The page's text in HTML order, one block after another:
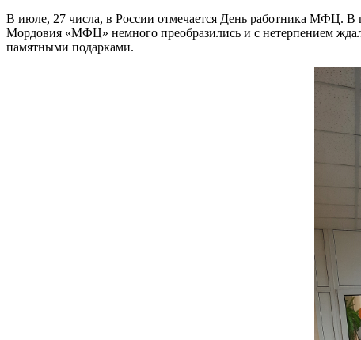
В июле, 27 числа, в России отмечается День работника МФЦ.
Мордовия «МФЦ» немного преобразились и с нетерпением
памятными подарками.